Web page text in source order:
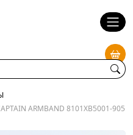
ARMBAND 8101XB5001-905